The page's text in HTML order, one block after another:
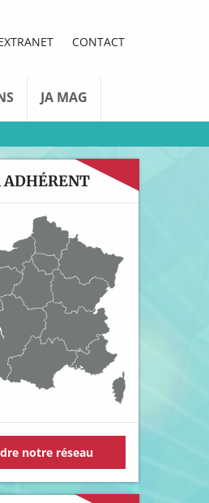
CONTACT
JA MAG
ADHÉRENT
notre réseau